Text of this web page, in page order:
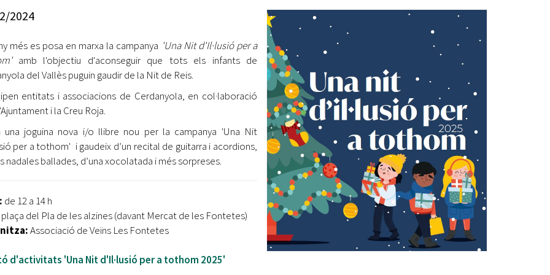
Ètica i Integritat
Retiment de Comptes
Accés a Informació Pública
Dades Obertes
Catàleg de Serveis i Tràmits
jove 2026
Cerdanyola opta a més de 5 milions d'euros del Pla de
Barris per transformar les Fontetes, Quatre Cantons i
l'entorn de l'avinguda Catalunya
El FIT presenta el cartell de la seva 16a edició i dona el
tret de sortida al festival
L’Ajuntament reparteix ulleres gratuïtes per veure
l'eclipsi solar
Entitats
Equipaments
Mercats Municipals
Webs Municipals
2024
més es posa en marxa la campanya 'Una Nit d'Il·lusió per a
amb l'objectiu d'aconseguir que tots els infants de
del Vallès puguin gaudir de la Nit de Reis.
entitats i associacions de Cerdanyola, en col·laboració
i la Creu Roja.
una joguina nova i/o llibre nou per la campanya 'Una Nit
per a tothom' i gaudeix d’un recital de guitarra i acordions,
nadales ballades, d’una xocolatada i més sorpreses.
de 12 a 14 h
plaça del Pla de les alzines (davant Mercat de les Fontetes)
Associació de Veïns Les Fontetes
d'activitats 'Una Nit d'Il·lusió per a tothom 2025'